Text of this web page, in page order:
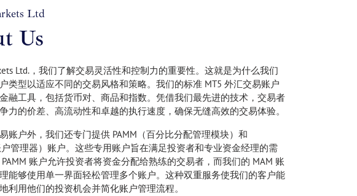
Ltd
Us
Ltd.，我们了解交易灵活性和控制力的重要性。这就是为什么我们
类型以适应不同的交易风格和策略。我们的标准 MT5 外汇交易账户
融工具，包括货币对、商品和指数。凭借我们最先进的技术，交易者
力的价差、高流动性和卓越的执行速度，确保无缝高效的交易体验。
账户外，我们还专门提供 PAMM（百分比分配管理模块）和
管理器）账户。这些专用账户旨在满足投资者和专业资金经理的需
账户允许投资者将资金分配给熟练的交易者，而我们的 MAM 账
能够使用单一界面轻松管理多个账户。这种双重服务使我们的客户能
利用他们的投资机会并简化账户管理流程。